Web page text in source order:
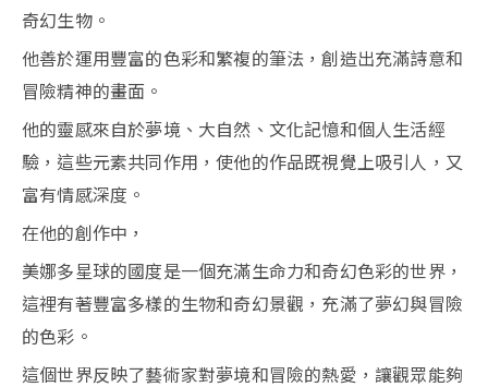
奇幻生物。
他善於運用豐富的色彩和繁複的筆法，創造出充滿詩意和
冒險精神的畫面。
他的靈感來自於夢境、大自然、文化記憶和個人生活經
驗，這些元素共同作用，使他的作品既視覺上吸引人，又
富有情感深度。
在他的創作中，
美娜多星球的國度是一個充滿生命力和奇幻色彩的世界，
這裡有著豐富多樣的生物和奇幻景觀，充滿了夢幻與冒險
的色彩。
這個世界反映了藝術家對夢境和冒險的熱愛，讓觀眾能夠